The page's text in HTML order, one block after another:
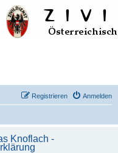
Anmelden
Registrieren
Knoflach -